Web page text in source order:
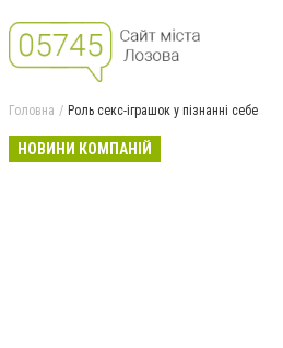
Головна Роль секс-іграшок у пізнанні себе
НОВИНИ КОМПАНІЙ